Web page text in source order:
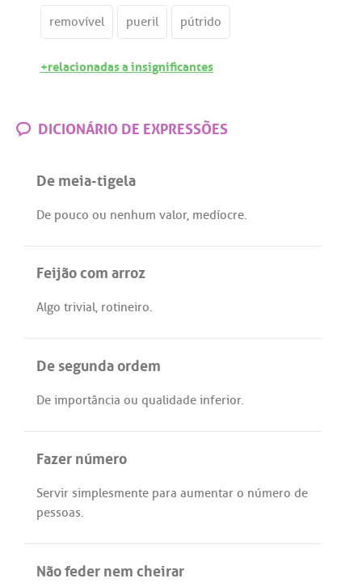
removível pueril pútrido
+relacionadas a insignificantes
DICIONÁRIO DE EXPRESSÕES
De meia-tigela
De pouco ou nenhum valor, medíocre.
Feijão com arroz
Algo trivial, rotineiro.
De segunda ordem
De importância ou qualidade inferior.
Fazer número
Servir simplesmente para aumentar o número de
pessoas.
Não feder nem cheirar